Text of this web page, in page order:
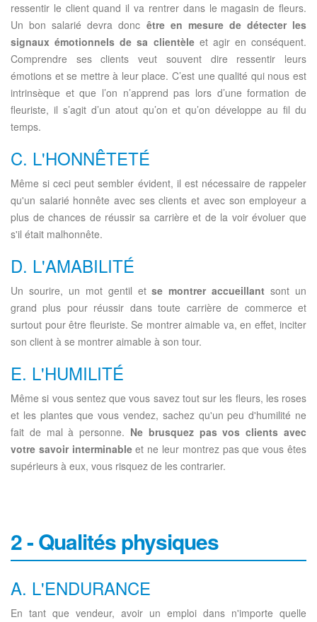
ressentir le client quand il va rentrer dans le magasin de fleurs.
Un bon salarié devra donc être en mesure de détecter les
signaux émotionnels de sa clientèleet agir en conséquent.
Comprendre ses clients veut souvent dire ressentir leurs
émotions et se mettre à leur place. C’est une qualité qui nous est
intrinsèque et que l’on n’apprend pas lors d’une formation de
fleuriste, il s’agit d’un atout qu’on et qu’on développe au fil du
temps.
C. L'HONNÊTETÉ
Même si ceci peut sembler évident, il est nécessaire de rappeler
qu'un salarié honnête avec ses clients et avec son employeur a
plus de chances de réussir sa carrière et de la voir évoluer que
s'il était malhonnête.
D. L'AMABILITÉ
Un sourire, un mot gentil etse montrer accueillant sont un
grand plus pour réussir dans toute carrière de commerce et
surtout pour être fleuriste. Se montrer aimable va, en effet, inciter
son client à se montrer aimable à son tour.
E. L'HUMILITÉ
Même si vous sentez que vous savez tout sur les fleurs, les roses
et les plantes que vous vendez, sachez qu'un peu d'humilité ne
fait de mal à personne. Ne brusquez pas vos clients avec
votre savoir interminableet ne leur montrez pas que vous êtes
supérieurs à eux, vous risquez de les contrarier.
2 - Qualités physiques
A. L'ENDURANCE
En tant que vendeur, avoir un emploi dans n'importe quelle